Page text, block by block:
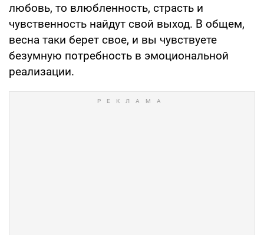
любовь, то влюбленность, страсть и
чувственность найдут свой выход. В общем,
весна таки берет свое, и вы чувствуете
безумную потребность в эмоциональной
реализации.